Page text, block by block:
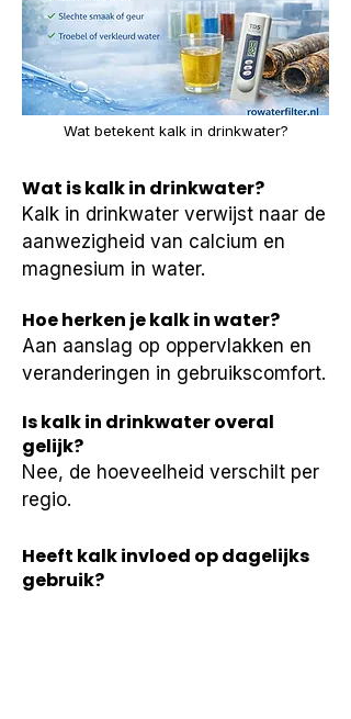
Wat betekent kalk in drinkwater?
Wat is kalk in drinkwater?
Kalk in drinkwater verwijst naar de
aanwezigheid van calcium en
magnesium in water.
Hoe herken je kalk in water?
Aan aanslag op oppervlakken en
veranderingen in gebruikscomfort.
Is kalk in drinkwater overal
gelijk?
Nee, de hoeveelheid verschilt per
regio.
Heeft kalk invloed op dagelijks
gebruik?